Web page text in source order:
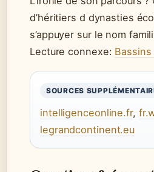
d’héritiers d dynasties
s’appuyer sur le nom
Lecture connexe:
SOURCES
intelligenceonline.fr,
legrandcontinent.eu